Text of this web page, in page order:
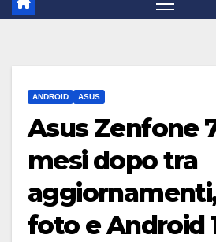
ANDROID ASUS
Asus Zenfone
mesi dopo tra
foto e Android